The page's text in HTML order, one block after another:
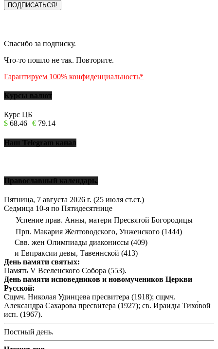
Спасибо за подписку.
Что-то пошло не так. Повторите.
Гарантируем 100% конфиденциальность*
Курсы валют
Курс ЦБ
$ 68.46 € 79.14
Наш Telegram канал
Православный календарь.
Пятница, 7 августа 2026 г. (25 июля ст.ст.)
Седмица 10-я по Пятидесятнице
Успение прав. Анны, матери Пресвятой Богородицы
Прп. Макария Желтоводского, Унженского (1444)
Свв. жен Олимпиады диакониссы (409)
и Евпраксии девы, Тавеннской (413)
День памяти святых:
Память V Вселенского Собора (553).
День памяти исповедников и новомучеников Церкви
Русской:
Сщмч. Николая Удинцева пресвитера (1918); сщмч.
Александра Сахарова пресвитера (1927); св. Ираиды Тихо́вой
исп. (1967).
Постный день.